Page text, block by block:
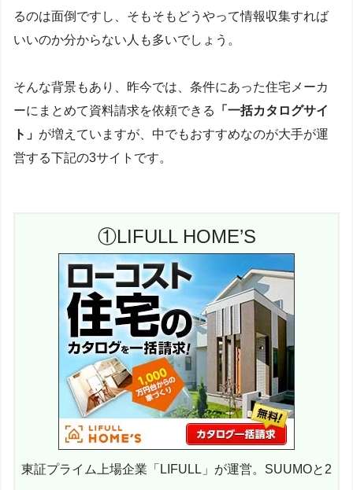
るのは面倒ですし、そもそもどうやって情報収集すれば
いいのか分からない人も多いでしょう。
そんな背景もあり、昨今では、条件にあった住宅メーカ
ーにまとめて資料請求を依頼できる
「一括カタログサイ
ト」 が増えていますが、中でもおすすめなのが大手が運
営する下記の3サイトです。
①LIFULL HOME’S
東証プライム上場企業「LIFULL」が運営。SUUMOと2